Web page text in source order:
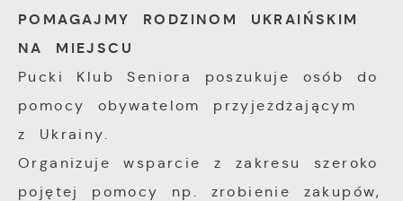
POMAGAJMY RODZINOM UKRAIŃSKIM
NA MIEJSCU
Pucki Klub Seniora poszukuje osób do
pomocy obywatelom przyjeżdżającym
z Ukrainy.
Organizuje wsparcie z zakresu szeroko
pojętej pomocy np. zrobienie zakupów,